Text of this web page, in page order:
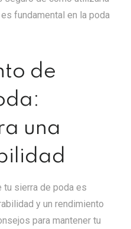
fundamental en la poda
de
una
tu sierra de poda es
y un rendimiento
para mantener tu